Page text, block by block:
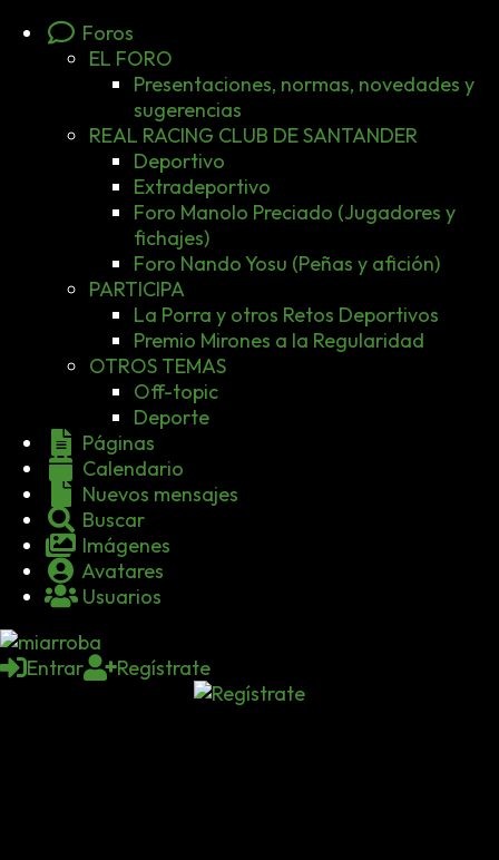
Foros
EL FORO
Presentaciones, normas, novedades y
sugerencias
REAL RACING CLUB DE SANTANDER
Deportivo
Extradeportivo
Foro Manolo Preciado (Jugadores y
fichajes)
Foro Nando Yosu (Peñas y afición)
PARTICIPA
La Porra y otros Retos Deportivos
Premio Mirones a la Regularidad
OTROS TEMAS
Off-topic
Deporte
Páginas
Calendario
Nuevos mensajes
Buscar
Imágenes
Avatares
Usuarios
Entrar Regístrate